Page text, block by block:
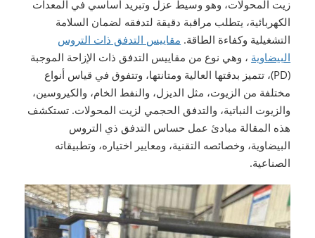
زيت المحولات، وهو وسيط عزل وتبريد أساسي في المعدات
الكهربائية، يتطلب مراقبة دقيقة لتدفقه لضمان السلامة
التشغيلية وكفاءة الطاقة. مقاييس التدفق ذات التروس
البيضاوية ، وهي نوع من مقاييس التدفق ذات الإزاحة الموجبة
(PD)، تتميز بدقتها العالية ومتانتها، وتتفوق في قياس أنواع
مختلفة من الزيوت، مثل الديزل، والنفط الخام، والكيروسين،
والزيوت النباتية، والتدفق الحجمي لزيت المحولات. تستكشف
هذه المقالة مبادئ عمل حساس التدفق ذي التروس
البيضاوية، وخصائصه التقنية، ومعايير اختياره، وتطبيقاته
الصناعية.